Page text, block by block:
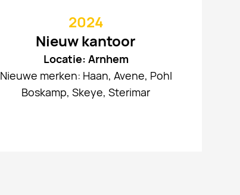
2024
Nieuw kantoor
Locatie: Arnhem
Nieuwe merken: Haan, Avene, Pohl
Boskamp, Skeye, Sterimar